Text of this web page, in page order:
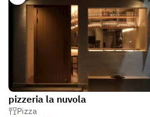
pizzeria la nuvola
Pizza